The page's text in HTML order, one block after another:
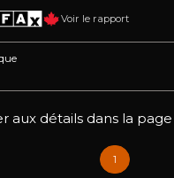
Voir le rapport
aux détails dans la
1